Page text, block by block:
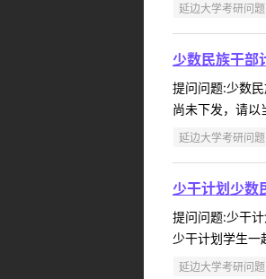
延边大学考研问题
少数民族干部
提问问题:少数
尚未下发，请以
延边大学考研问题
少干计划少数
提问问题:少干
少干计划学生一
延边大学考研问题